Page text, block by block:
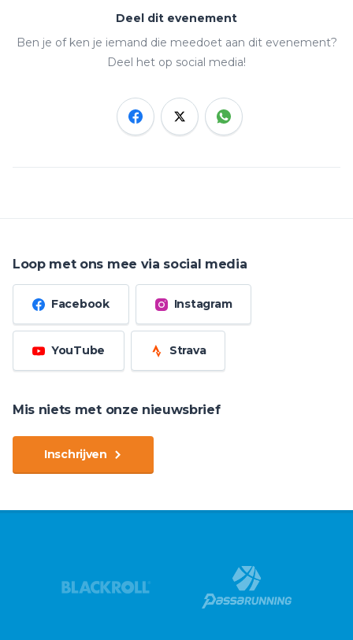
Deel dit evenement
Ben je of ken je iemand die meedoet aan dit evenement?
Deel het op social media!
Loop met ons mee via social media
Facebook Instagram
YouTube Strava
Mis niets met onze nieuwsbrief
Inschrijven